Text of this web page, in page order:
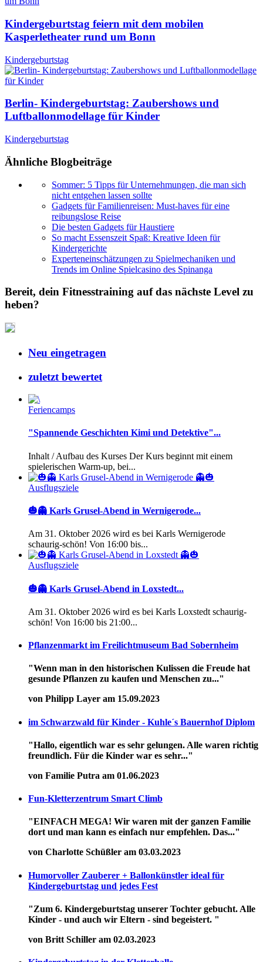
Kindergeburtstag feiern mit dem mobilen
Kasperletheater rund um Bonn
Kindergeburtstag
Berlin- Kindergeburtstag: Zaubershows und
Luftballonmodellage für Kinder
Kindergeburtstag
Ähnliche Blogbeiträge
Sommer: 5 Tipps für Unternehmungen, die man sich
nicht entgehen lassen sollte
Gadgets für Familienreisen: Must-haves für eine
reibungslose Reise
Die besten Gadgets für Haustiere
So macht Essenszeit Spaß: Kreative Ideen für
Kindergerichte
Experteneinschätzungen zu Spielmechaniken und
Trends im Online Spielcasino des Spinanga
Bereit, dein Fitnesstraining auf das nächste Level zu
heben?
Neu eingetragen
zuletzt bewertet
Feriencamps
"Spannende Geschichten Kimi und Detektive"...
Inhalt / Aufbau des Kurses Der Kurs beginnt mit einem
spielerischen Warm-up, bei...
Ausflugsziele
🎃👻 Karls Grusel-Abend in Wernigerode...
Am 31. Oktober 2026 wird es bei Karls Wernigerode
schaurig-schön! Von 16:00 bis...
Ausflugsziele
🎃👻 Karls Grusel-Abend in Loxstedt...
Am 31. Oktober 2026 wird es bei Karls Loxstedt schaurig-
schön! Von 16:00 bis 21:00...
Pflanzenmarkt im Freilichtmuseum Bad Sobernheim
"Wenn man in den historischen Kulissen die Freude hat
gesunde Pflanzen zu kaufen und Menschen zu..."
von Philipp Layer am 15.09.2023
im Schwarzwald für Kinder - Kuhle´s Bauernhof Diplom
"Hallo, eigentlich war es sehr gelungen. Alle waren richtig
freundlich. Für die Kinder war es sehr..."
von Familie Putra am 01.06.2023
Fun-Kletterzentrum Smart Climb
"EINFACH MEGA! Wir waren mit der ganzen Familie
dort und man kann es einfach nur empfehlen. Das..."
von Charlotte Schüßler am 03.03.2023
Humorvoller Zauberer + Ballonkünstler ideal für
Kindergeburtstag und jedes Fest
"Zum 6. Kindergeburtstag unserer Tochter gebucht. Alle
Kinder - und auch wir Eltern - sind begeistert. "
von Britt Schiller am 02.03.2023